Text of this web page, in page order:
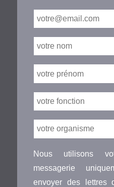
Nous utilisons
messagerie
envoyer des lettres